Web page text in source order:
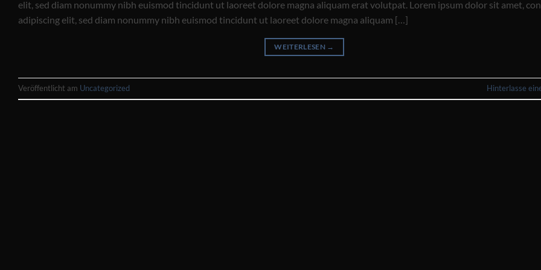
elit, sed diam nonummy nibh euismod tincidunt ut laoreet dolore magna aliquam erat volutpat. Lorem ipsum dolor sit amet,
adipiscing elit, sed diam nonummy nibh euismod tincidunt ut laoreet dolore magna aliquam […]
WEITERLESEN →
Veröffentlicht am Uncategorized Hinterlasse